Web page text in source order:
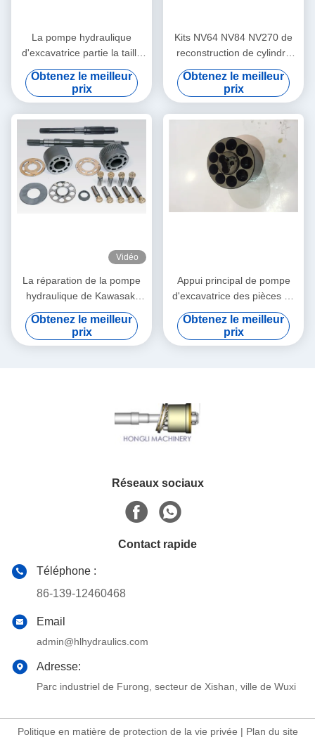
La pompe hydraulique
d'excavatrice partie la taille
multi Foundable de NX 15
NX45 KVC925 KVC930
Obtenez le meilleur
prix
Kits NV64 NV84 NV270 de
reconstruction de cylindre
hydraulique/kits de
réparation cylindre de
l'hydraulique
Obtenez le meilleur
prix
Vidéo
La réparation de la pompe
hydraulique de Kawasaki
partie/du plateau oscillant
haute performance
Obtenez le meilleur
prix
Appui principal de pompe
d'excavatrice des pièces de
réparation de pompe
hydraulique de K3SP36B
K3SP36C 8T
Obtenez le meilleur
prix
Réseaux sociaux
Contact rapide
Téléphone :
86-139-12460468
Email
admin@hlhydraulics.com
Adresse:
Parc industriel de Furong, secteur de Xishan, ville de Wuxi
Politique en matière de protection de la vie privée | Plan du site